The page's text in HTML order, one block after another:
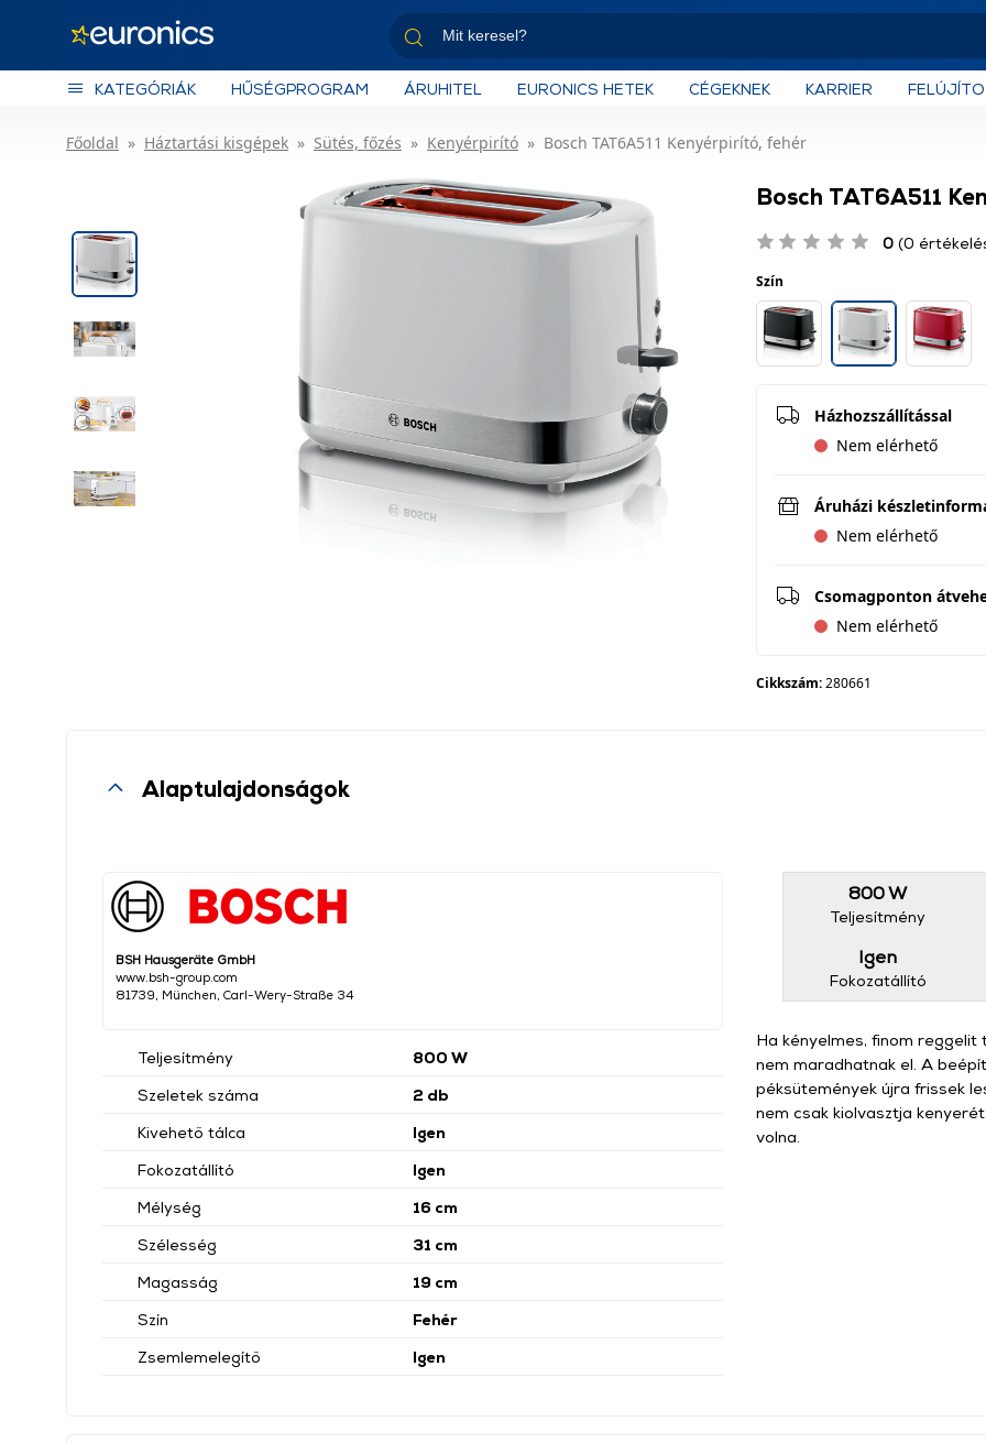
KATEGÓRIÁK HŰSÉGPROGRAM ÁRUHITEL EURONICS HETEK CÉGEKNEK KARRIER
Főoldal Háztartási kisgépek Sütés, főzés Kenyérpirító Bosch TAT6A511 Kenyérpirító, fehér
Bosch TAT6A511
0 (0
Szín
Házhozszállítással
Nem elérhető
Áruházi
Nem elérhető
Csomagponton
Nem elérhető
Cikkszám:280661
Alaptulajdonságok
BSH Hausgeräte GmbH
www.bsh-group.com
81739, München, Carl-Wery-Straße 34
Teljesítmény
800 W
Szeletek száma
2 db
Kivehető tálca
Igen
Fokozatállító
Igen
Mélység
16 cm
Szélesség
31 cm
Magasság
19 cm
Szín
Fehér
Zsemlemelegítő
Igen
800 W
Teljesítmény
Igen
Fokozatállító
Ha kényelmes, finom
nem maradhatnak el. A
péksütemények újra frissek
nem csak kiolvasztja
volna.